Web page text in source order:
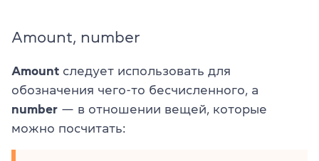
Amount, number
Amount следует использовать для
обозначения чего-то бесчисленного, а
number — в отношении вещей, которые
можно посчитать: